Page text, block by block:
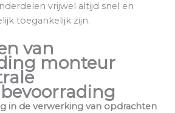
vrijwel altijd snel en
toegankelijk zijn.
van
monteur
in de verwerking van opdrachten